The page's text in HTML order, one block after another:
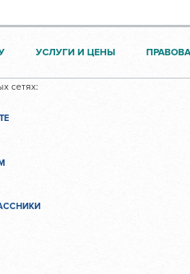
УСЛУГИ И ЦЕНЫ
сетях: